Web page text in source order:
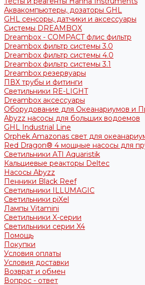
Аквакомпьютеры, дозаторы GHL
GHL сенсоры, датчики и аксессуары
Системы DREAMBOX
Dreambox - COMPACT флис фильтр
Dreambox фильтр системы 3.0
Dreambox фильтр системы 4.0
Dreambox фильтр системы 3.1
Dreambox резервуары
ПВХ трубы и фитинги
Светильники RE-LIGHT
Dreambox аксессуары
Оборудование для Океанариумов и
Abyzz насосы для больших водоемов
GHL Industrial Line
Orphek Amazonas свет для
Red Dragon® 4 мощные насосы для
Светильники ATI Aquaristik
Кальциевые реакторы Deltec
Насосы Abyzz
Пенники Black Reef
Светильники ILLUMAGIC
Светильники piXel
Лампы Vitamini
Светильники X-серии
Светильники серии X4
Помощь
Покупки
Условия оплаты
Условия доставки
Возврат и обмен
Вопрос - ответ